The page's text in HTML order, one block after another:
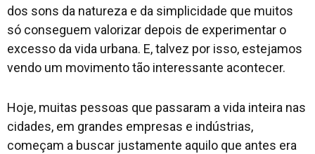
dos sons da natureza e da simplicidade que muitos
só conseguem valorizar depois de experimentar o
excesso da vida urbana. E, talvez por isso, estejamos
vendo um movimento tão interessante acontecer.
Hoje, muitas pessoas que passaram a vida inteira nas
cidades, em grandes empresas e indústrias,
começam a buscar justamente aquilo que antes era